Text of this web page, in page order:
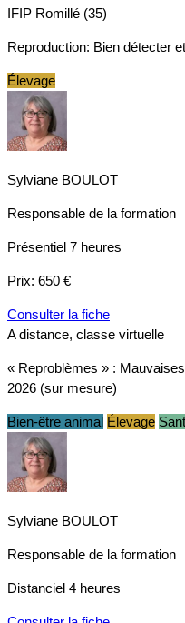
IFIP Romillé (35)
Reproduction: Bien détecter
Élevage
Sylviane BOULOT
Responsable de la formation
Présentiel 7 heures
Prix: 650 €
Consulter la fiche
A distance, classe virtuelle
« Reproblèmes » :
2026 (sur mesure)
Bien-être animal Élevage
Sylviane BOULOT
Responsable de la formation
Distanciel 4 heures